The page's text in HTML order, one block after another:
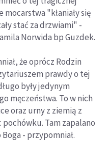
mocarstwa "kłaniały się
stać za drzwiami" -
Norwida bp Guzdek.
że oprócz Rodzin
prawdy o tej
były jedynym
męczeństwa. To w nich
oraz urny z ziemią z
Tam zapalano
- przypomniał.